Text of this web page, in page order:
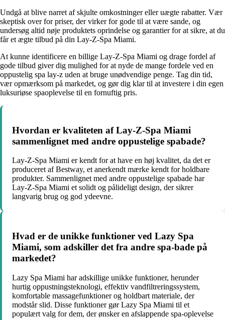
Undgå at blive narret af skjulte omkostninger eller uægte rabatter. Vær
skeptisk over for priser, der virker for gode til at være sande, og
undersøg altid nøje produktets oprindelse og garantier for at sikre, at du
får et ægte tilbud på din Lay-Z-Spa Miami.
At kunne identificere en billige Lay-Z-Spa Miami og drage fordel af
gode tilbud giver dig mulighed for at nyde de mange fordele ved en
oppustelig spa lay-z uden at bruge unødvendige penge. Tag din tid,
vær opmærksom på markedet, og gør dig klar til at investere i din egen
luksuriøse spaoplevelse til en fornuftig pris.
Hvordan er kvaliteten af Lay-Z-Spa Miami
sammenlignet med andre oppustelige spabade?
Lay-Z-Spa Miami er kendt for at have en høj kvalitet, da det er
produceret af Bestway, et anerkendt mærke kendt for holdbare
produkter. Sammenlignet med andre oppustelige spabade har
Lay-Z-Spa Miami et solidt og pålideligt design, der sikrer
langvarig brug og god ydeevne.
Hvad er de unikke funktioner ved Lazy Spa
Miami, som adskiller det fra andre spa-bade på
markedet?
Lazy Spa Miami har adskillige unikke funktioner, herunder
hurtig oppustningsteknologi, effektiv vandfiltreringssystem,
komfortable massagefunktioner og holdbart materiale, der
modstår slid. Disse funktioner gør Lazy Spa Miami til et
populært valg for dem, der ønsker en afslappende spa-oplevelse